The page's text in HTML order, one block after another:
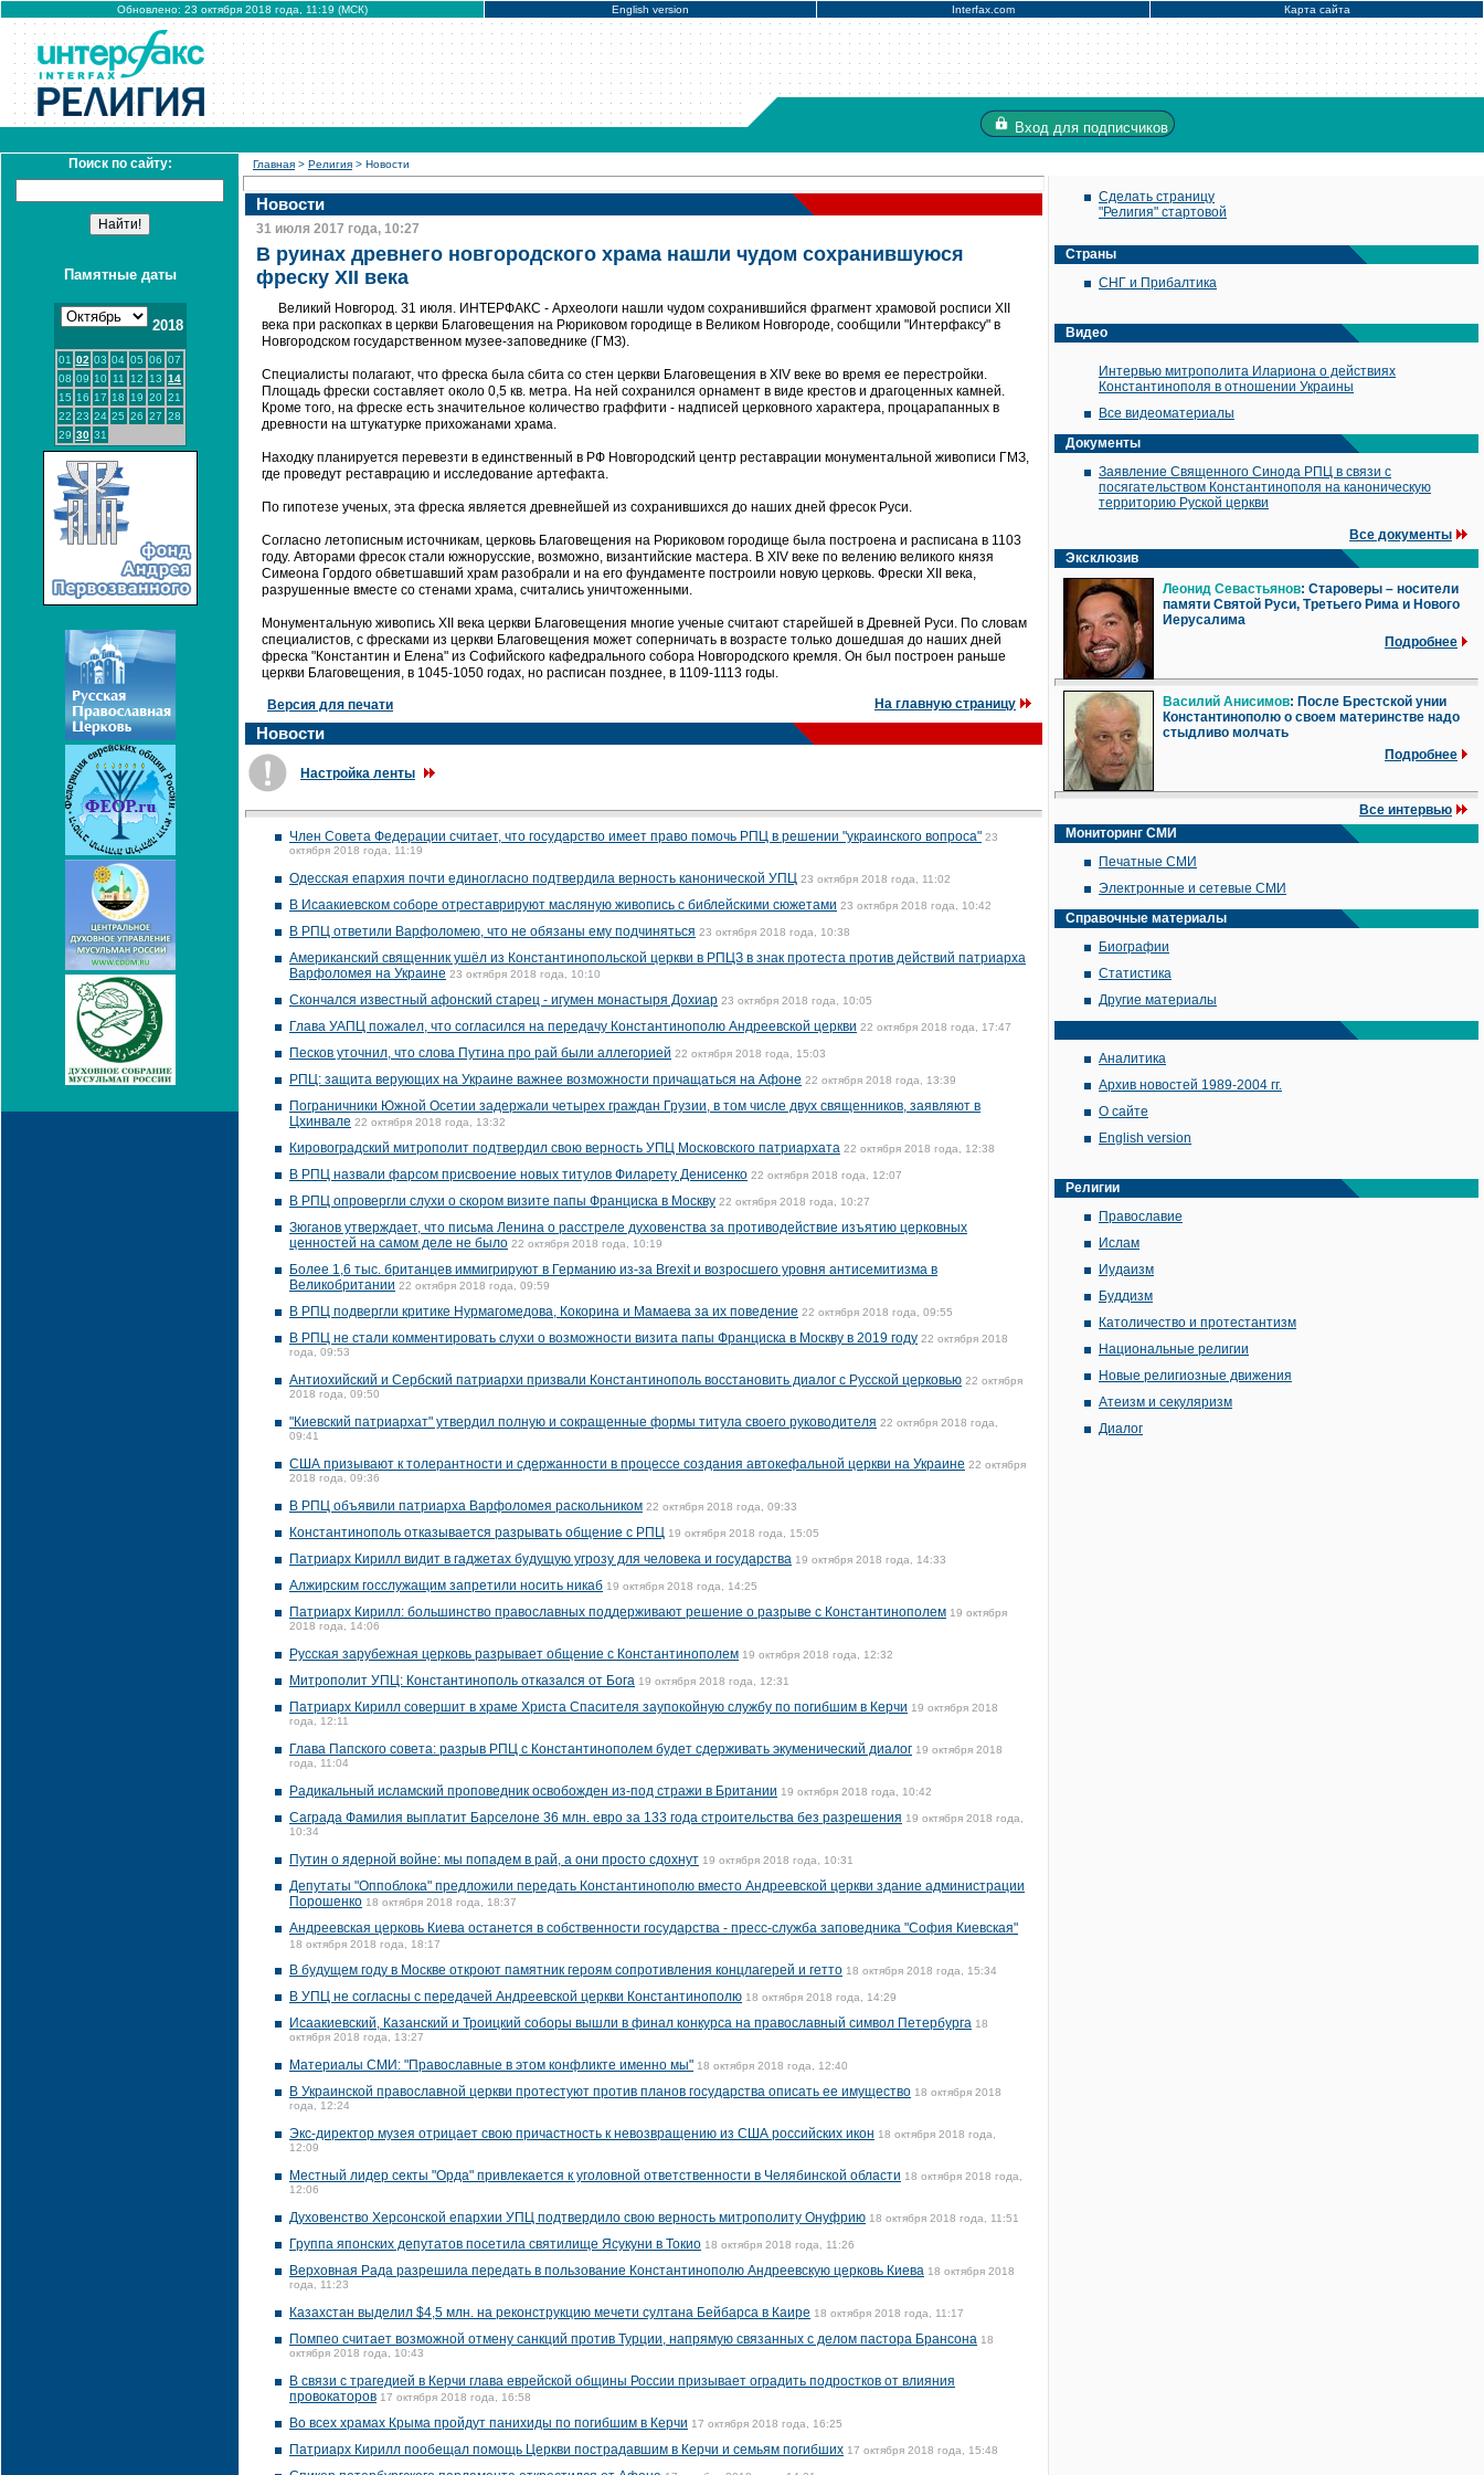
Обновлено: 23 октября 2018 года, 11:19 (МСК) English version Interfax.com Карта сайта
Вход для подписчиков
Поиск по сайту:
Памятные даты
2018
01 02 03 04 05 06 07
08 09 10 11 12 13 14
15 16 17 18 19 20 21
22 23 24 25 26 27 28
29 30 31
Главная > Религия > Новости
Новости
31 июля 2017 года, 10:27
В руинах древнего новгородского храма нашли чудом сохранившуюся
фреску XII века
Великий Новгород. 31 июля. ИНТЕРФАКС - Археологи нашли чудом сохранившийся фрагмент храмовой росписи XII
века при раскопках в церкви Благовещения на Рюриковом городище в Великом Новгороде, сообщили "Интерфаксу" в
Новгородском государственном музее-заповеднике (ГМЗ).
Специалисты полагают, что фреска была сбита со стен церкви Благовещения в XIV веке во время ее перестройки.
Площадь фрески составляет около 0,5 кв. метра. На ней сохранился орнамент в виде крестов и драгоценных камней.
Кроме того, на фреске есть значительное количество граффити - надписей церковного характера, процарапанных в
древности на штукатурке прихожанами храма.
Находку планируется перевезти в единственный в РФ Новгородский центр реставрации монументальной живописи ГМЗ,
где проведут реставрацию и исследование артефакта.
По гипотезе ученых, эта фреска является древнейшей из сохранившихся до наших дней фресок Руси.
Согласно летописным источникам, церковь Благовещения на Рюриковом городище была построена и расписана в 1103
году. Авторами фресок стали южнорусские, возможно, византийские мастера. В XIV веке по велению великого князя
Симеона Гордого обветшавший храм разобрали и на его фундаменте построили новую церковь. Фрески XII века,
разрушенные вместе со стенами храма, считались уничтоженными.
Монументальную живопись XII века церкви Благовещения многие ученые считают старейшей в Древней Руси. По словам
специалистов, с фресками из церкви Благовещения может соперничать в возрасте только дошедшая до наших дней
фреска "Константин и Елена" из Софийского кафедрального собора Новгородского кремля. Он был построен раньше
церкви Благовещения, в 1045-1050 годах, но расписан позднее, в 1109-1113 годы.
Версия для печати На главную страницу
Новости
Настройка ленты
Член Совета Федерации считает, что государство имеет право помочь РПЦ в решении "украинского вопроса" 23
октября 2018 года, 11:19
Одесская епархия почти единогласно подтвердила верность канонической УПЦ 23 октября 2018 года, 11:02
В Исаакиевском соборе отреставрируют масляную живопись с библейскими сюжетами 23 октября 2018 года, 10:42
В РПЦ ответили Варфоломею, что не обязаны ему подчиняться 23 октября 2018 года, 10:38
Американский священник ушёл из Константинопольской церкви в РПЦЗ в знак протеста против действий патриарха
Варфоломея на Украине 23 октября 2018 года, 10:10
Скончался известный афонский старец - игумен монастыря Дохиар 23 октября 2018 года, 10:05
Глава УАПЦ пожалел, что согласился на передачу Константинополю Андреевской церкви 22 октября 2018 года, 17:47
Песков уточнил, что слова Путина про рай были аллегорией 22 октября 2018 года, 15:03
РПЦ: защита верующих на Украине важнее возможности причащаться на Афоне 22 октября 2018 года, 13:39
Пограничники Южной Осетии задержали четырех граждан Грузии, в том числе двух священников, заявляют в
Цхинвале 22 октября 2018 года, 13:32
Кировоградский митрополит подтвердил свою верность УПЦ Московского патриархата 22 октября 2018 года, 12:38
В РПЦ назвали фарсом присвоение новых титулов Филарету Денисенко 22 октября 2018 года, 12:07
В РПЦ опровергли слухи о скором визите папы Франциска в Москву 22 октября 2018 года, 10:27
Зюганов утверждает, что письма Ленина о расстреле духовенства за противодействие изъятию церковных
ценностей на самом деле не было 22 октября 2018 года, 10:19
Более 1,6 тыс. британцев иммигрируют в Германию из-за Brexit и возросшего уровня антисемитизма в
Великобритании 22 октября 2018 года, 09:59
В РПЦ подвергли критике Нурмагомедова, Кокорина и Мамаева за их поведение 22 октября 2018 года, 09:55
В РПЦ не стали комментировать слухи о возможности визита папы Франциска в Москву в 2019 году 22 октября 2018
года, 09:53
Антиохийский и Сербский патриархи призвали Константинополь восстановить диалог с Русской церковью 22 октября
2018 года, 09:50
"Киевский патриархат" утвердил полную и сокращенные формы титула своего руководителя 22 октября 2018 года,
09:41
США призывают к толерантности и сдержанности в процессе создания автокефальной церкви на Украине 22 октября
2018 года, 09:36
В РПЦ объявили патриарха Варфоломея раскольником 22 октября 2018 года, 09:33
Константинополь отказывается разрывать общение с РПЦ 19 октября 2018 года, 15:05
Патриарх Кирилл видит в гаджетах будущую угрозу для человека и государства 19 октября 2018 года, 14:33
Алжирским госслужащим запретили носить никаб 19 октября 2018 года, 14:25
Патриарх Кирилл: большинство православных поддерживают решение о разрыве с Константинополем 19 октября
2018 года, 14:06
Русская зарубежная церковь разрывает общение с Константинополем 19 октября 2018 года, 12:32
Митрополит УПЦ: Константинополь отказался от Бога 19 октября 2018 года, 12:31
Патриарх Кирилл совершит в храме Христа Спасителя заупокойную службу по погибшим в Керчи 19 октября 2018
года, 12:11
Глава Папского совета: разрыв РПЦ с Константинополем будет сдерживать экуменический диалог 19 октября 2018
года, 11:04
Радикальный исламский проповедник освобожден из-под стражи в Британии 19 октября 2018 года, 10:42
Саграда Фамилия выплатит Барселоне 36 млн. евро за 133 года строительства без разрешения 19 октября 2018 года,
10:34
Путин о ядерной войне: мы попадем в рай, а они просто сдохнут 19 октября 2018 года, 10:31
Депутаты "Оппоблока" предложили передать Константинополю вместо Андреевской церкви здание администрации
Порошенко 18 октября 2018 года, 18:37
Андреевская церковь Киева останется в собственности государства - пресс-служба заповедника "София Киевская"
18 октября 2018 года, 18:17
В будущем году в Москве откроют памятник героям сопротивления концлагерей и гетто 18 октября 2018 года, 15:34
В УПЦ не согласны с передачей Андреевской церкви Константинополю 18 октября 2018 года, 14:29
Исаакиевский, Казанский и Троицкий соборы вышли в финал конкурса на православный символ Петербурга 18
октября 2018 года, 13:27
Материалы СМИ: "Православные в этом конфликте именно мы" 18 октября 2018 года, 12:40
В Украинской православной церкви протестуют против планов государства описать ее имущество 18 октября 2018
года, 12:24
Экс-директор музея отрицает свою причастность к невозвращению из США российских икон 18 октября 2018 года,
12:09
Местный лидер секты "Орда" привлекается к уголовной ответственности в Челябинской области 18 октября 2018 года,
12:06
Духовенство Херсонской епархии УПЦ подтвердило свою верность митрополиту Онуфрию 18 октября 2018 года, 11:51
Группа японских депутатов посетила святилище Ясукуни в Токио 18 октября 2018 года, 11:26
Верховная Рада разрешила передать в пользование Константинополю Андреевскую церковь Киева 18 октября 2018
года, 11:23
Казахстан выделил $4,5 млн. на реконструкцию мечети султана Бейбарса в Каире 18 октября 2018 года, 11:17
Помпео считает возможной отмену санкций против Турции, напрямую связанных с делом пастора Брансона 18
октября 2018 года, 10:43
В связи с трагедией в Керчи глава еврейской общины России призывает оградить подростков от влияния
провокаторов 17 октября 2018 года, 16:58
Во всех храмах Крыма пройдут панихиды по погибшим в Керчи 17 октября 2018 года, 16:25
Патриарх Кирилл пообещал помощь Церкви пострадавшим в Керчи и семьям погибших 17 октября 2018 года, 15:48
Сделать страницу
"Религия" стартовой
Страны
СНГ и Прибалтика
Видео
Интервью митрополита Илариона о действиях
Константинополя в отношении Украины
Все видеоматериалы
Документы
Заявление Священного Синода РПЦ в связи с
посягательством Константинополя на каноническую
территорию Руской церкви
Все документы
Эксклюзив
Леонид Севастьянов: Староверы – носители
памяти Святой Руси, Третьего Рима и Нового
Иерусалима
Подробнее
Василий Анисимов: После Брестской унии
Константинополю о своем материнстве надо
стыдливо молчать
Подробнее
Все интервью
Мониторинг СМИ
Печатные СМИ
Электронные и сетевые СМИ
Справочные материалы
Биографии
Статистика
Другие материалы
Аналитика
Архив новостей 1989-2004 гг.
О сайте
English version
Религии
Православие
Ислам
Иудаизм
Буддизм
Католичество и протестантизм
Национальные религии
Новые религиозные движения
Атеизм и секуляризм
Диалог